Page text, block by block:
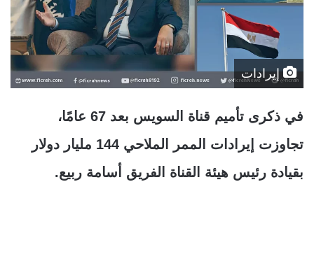
إيرادات
في ذكرى تأميم قناة السويس بعد 67 عامًا،
تجاوزت إيرادات الممر الملاحي 144 مليار دولار
بقيادة رئيس هيئة القناة الفريق أسامة ربيع.